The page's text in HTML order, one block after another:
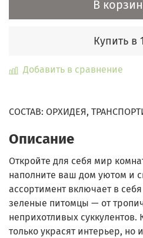
В
Купить в
Добавить в сравнение
СОСТАВ: ОРХИДЕЯ,
Описание
Откройте для себя мир
наполните ваш дом уютом и
ассортимент включает в
зеленые питомцы — от
неприхотливых
только украсят интерьер, но